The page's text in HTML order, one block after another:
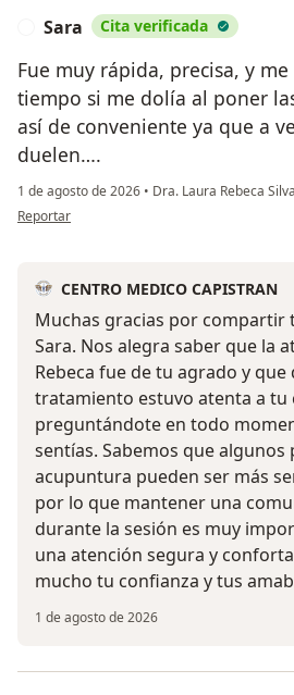
Sara Cita verificada
Fue muy rápida, precisa, y
tiempo si me dolía al poner
así de conveniente ya que a
duelen….
1 de agosto de 2026 • Dra. Laura Rebeca
en opinión del usuario Sara
Reportar
CENTRO MEDICO CAPISTRAN
Muchas gracias por compartir
Sara. Nos alegra saber que la
Rebeca fue de tu agrado y que
tratamiento estuvo atenta a tu
preguntándote en todo
sentías. Sabemos que algunos
acupuntura pueden ser más
por lo que mantener una
durante la sesión es muy
una atención segura y
mucho tu confianza y tus
1 de agosto de 2026